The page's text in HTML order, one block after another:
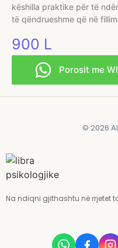
këshilla praktike për të
të qëndrueshme që në
900 L
Porosit me
© 2026
Na ndiqni gjithashtu në rrjetet